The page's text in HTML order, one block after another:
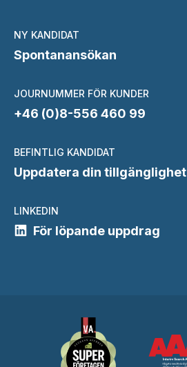
NY KANDIDAT
Spontanansökan
JOURNUMMER FÖR KUNDER
+46 (0)8-556 460 99
BEFINTLIG KANDIDAT
Uppdatera din tillgänglighet
LINKEDIN
För löpande uppdrag